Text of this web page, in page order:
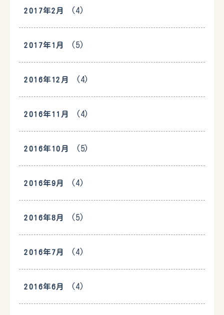
2017年2月 (4)
2017年1月 (5)
2016年12月 (4)
2016年11月 (4)
2016年10月 (5)
2016年9月 (4)
2016年8月 (5)
2016年7月 (4)
2016年6月 (4)